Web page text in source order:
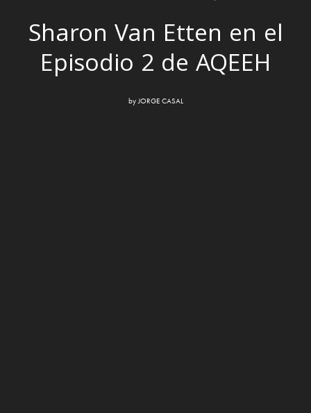
Sharon Van Etten en el
Episodio 2 de AQEEH
by JORGE CASAL